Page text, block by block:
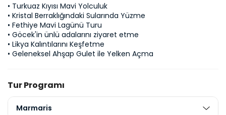
• Turkuaz Kıyısı Mavi Yolculuk
• Kristal Berraklığındaki Sularında Yüzme
• Fethiye Mavi Lagünü Turu
• Göcek'in ünlü adalarını ziyaret etme
• Likya Kalıntılarını Keşfetme
• Geleneksel Ahşap Gulet ile Yelken Açma
Tur Programı
Marmaris